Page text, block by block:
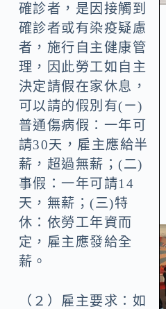
確診者，是因接觸到
確診者或有染疫疑慮
者，施行自主健康管
理，因此勞工如自主
決定請假在家休息，
可以請的假別有(ㄧ)
普通傷病假：一年可
請30天，雇主應給半
薪，超過無薪；(二)
事假：一年可請14
天，無薪；(三)特
休：依勞工年資而
定，雇主應發給全
薪。
（２）雇主要求：如